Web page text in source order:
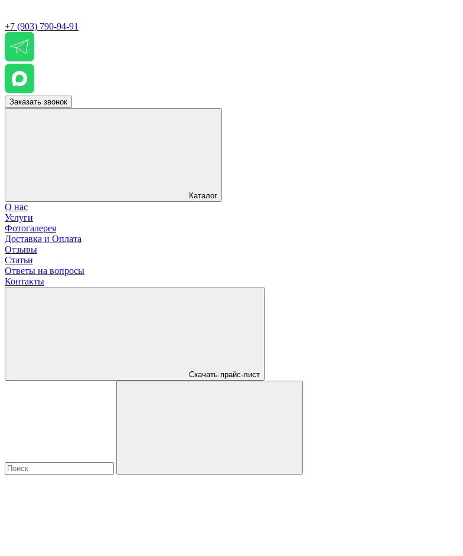
+7 (903) 790-94-91
Заказать звонок
Каталог
О нас
Услуги
Фотогалерея
Доставка и Оплата
Отзывы
Статьи
Ответы на вопросы
Контакты
Скачать прайс-лист